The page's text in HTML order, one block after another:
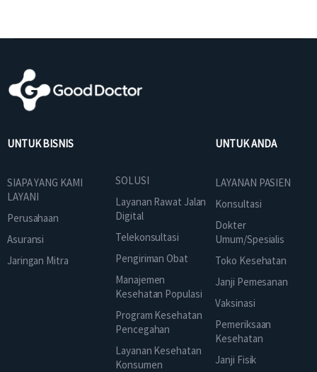
UNTUK BISNIS
SIAPA YANG KAMI
LAYANI
Perusahaan
Asuransi
Jaringan Mitra
SOLUSI
Layanan Rawat Jalan
Digital
Telekonsultasi
Pengiriman Obat
Manajemen
Kesehatan Populasi
Program Kesehatan
Pencegahan
Layanan Kesehatan
Konsumen
UNTUK ANDA
LAYANAN PASIEN
Konsultasi
Dokter
Umum/Spesialis
Toko Kesehatan
Janji Pemesanan
Vaksinasi
Pemeriksaan
Kesehatan
Janji Fisik